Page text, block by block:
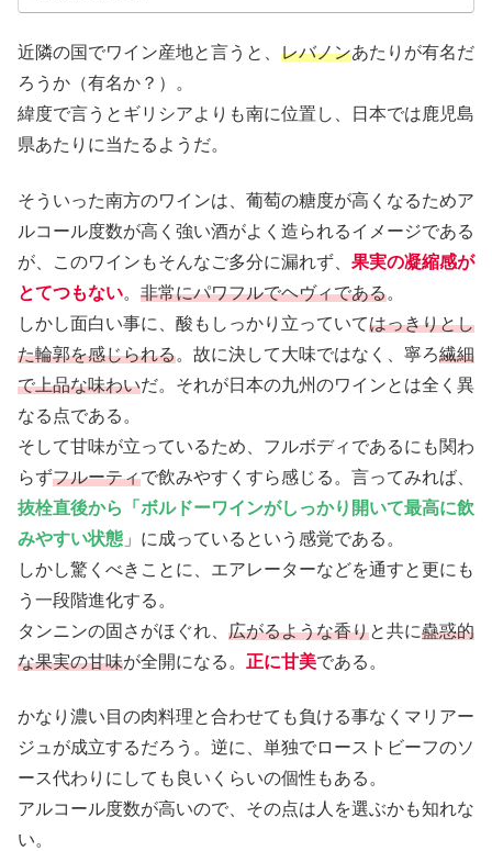
近隣の国でワイン産地と言うと、 レバノンあたりが有名だ
ろうか（有名か？）。
緯度で言うとギリシアよりも南に位置し、日本では鹿児島
県あたりに当たるようだ。
そういった南方のワインは、葡萄の糖度が高くなるためア
ルコール度数が高く強い酒がよく造られるイメージである
が、このワインもそんなご多分に漏れず、 果実の凝縮感が
とてつもない。 非常にパワフルでヘヴィである。
しかし面白い事に、酸もしっかり立っていてはっきりとし
た輪郭を感じられる。故に決して大味ではなく、寧ろ繊細
で上品な味わいだ。それが日本の九州のワインとは全く異
なる点である。
そして甘味が立っているため、フルボディであるにも関わ
らずフルーティで飲みやすくすら感じる。言ってみれば、
抜栓直後から「ボルドーワインがしっかり開いて最高に飲
みやすい状態 」に成っているという感覚である。
しかし驚くべきことに、エアレーターなどを通すと更にも
う一段階進化する。
タンニンの固さがほぐれ、 広がるような香りと共に蠱惑的
な果実の甘味が全開になる。 正に甘美である。
かなり濃い目の肉料理と合わせても負ける事なくマリアー
ジュが成立するだろう。逆に、単独でローストビーフのソ
ース代わりにしても良いくらいの個性もある。
アルコール度数が高いので、その点は人を選ぶかも知れな
い。